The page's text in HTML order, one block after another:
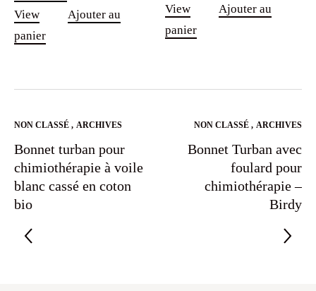
View
Ajouter au
panier
View
Ajouter au
panier
NON CLASSÉ , ARCHIVES
Bonnet turban pour
chimiothérapie à voile
blanc cassé en coton
bio
NON CLASSÉ , ARCHIVES
Bonnet Turban avec
foulard pour
chimiothérapie –
Birdy